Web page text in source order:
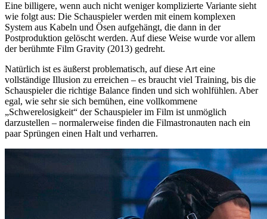
Eine billigere, wenn auch nicht weniger komplizierte Variante sieht
wie folgt aus: Die Schauspieler werden mit einem komplexen
System aus Kabeln und Ösen aufgehängt, die dann in der
Postproduktion gelöscht werden. Auf diese Weise wurde vor allem
der berühmte Film Gravity (2013) gedreht.
Natürlich ist es äußerst problematisch, auf diese Art eine
vollständige Illusion zu erreichen – es braucht viel Training, bis die
Schauspieler die richtige Balance finden und sich wohlfühlen. Aber
egal, wie sehr sie sich bemühen, eine vollkommene
„Schwerelosigkeit“ der Schauspieler im Film ist unmöglich
darzustellen – normalerweise finden die Filmastronauten nach ein
paar Sprüngen einen Halt und verharren.